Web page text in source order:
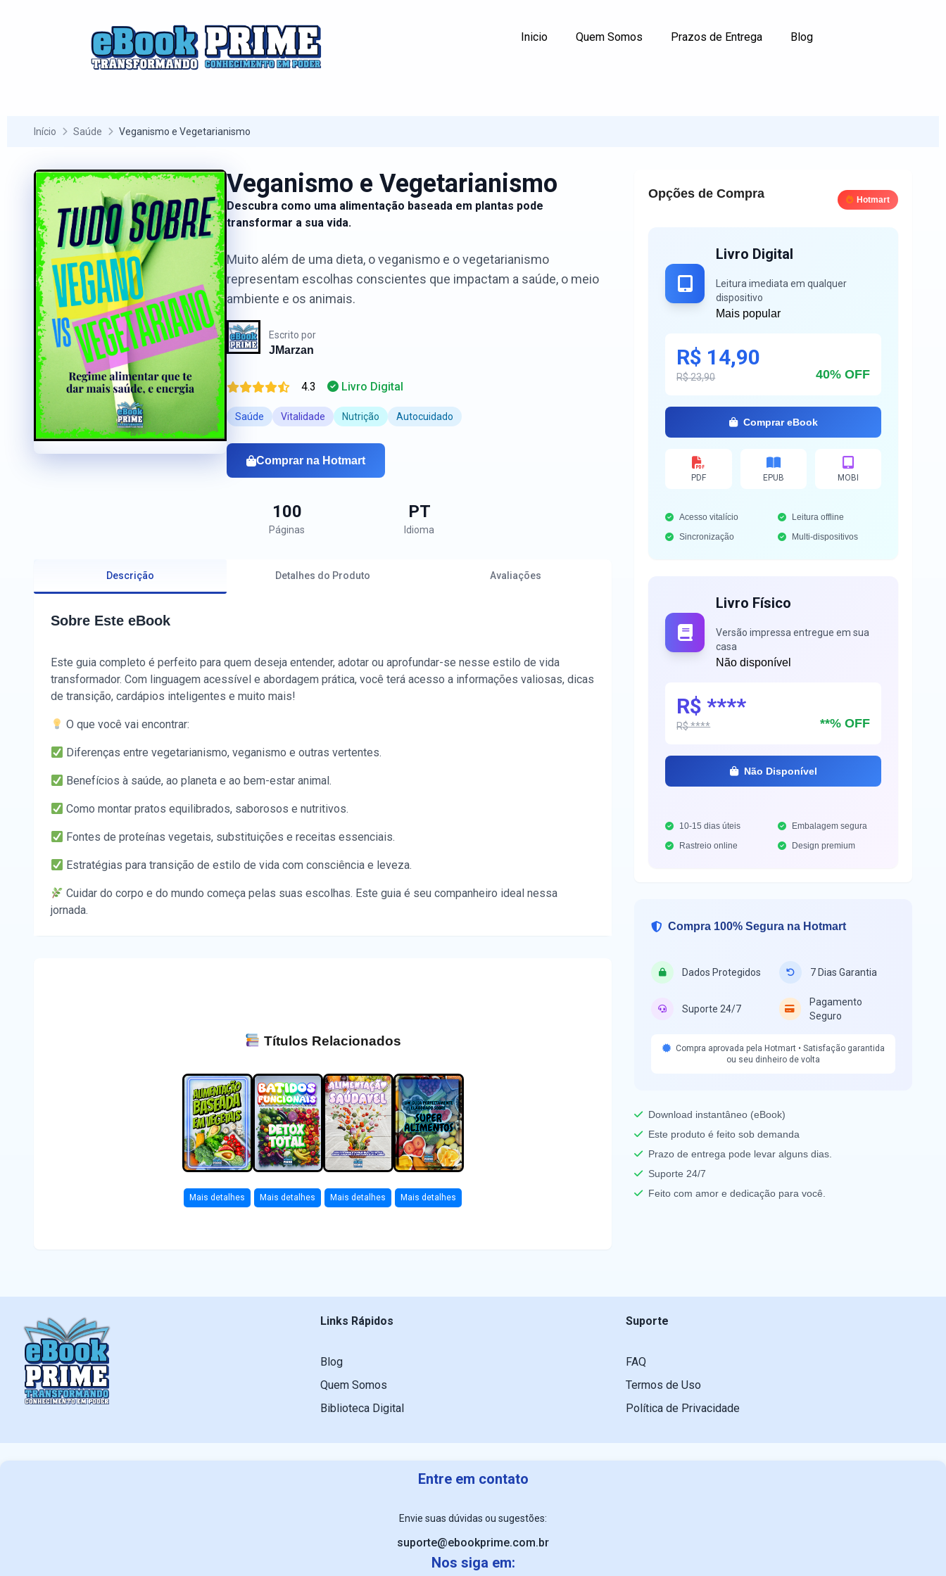
Inicio Quem Somos Prazos de Entrega Blog
Início Saúde Veganismo e Vegetarianismo
Veganismo e Vegetarianismo
Descubra como uma alimentação baseada em plantas pode
transformar a sua vida.
Muito além de uma dieta, o veganismo e o vegetarianismo
representam escolhas conscientes que impactam a saúde, o meio
ambiente e os animais.
Escrito por
JMarzan
4.3 Livro Digital
Saúde Vitalidade Nutrição Autocuidado
Comprar na Hotmart
100
Páginas
PT
Idioma
Descrição Detalhes do Produto Avaliações
Sobre Este eBook
Este guia completo é perfeito para quem deseja entender, adotar ou aprofundar-se nesse estilo de vida
transformador. Com linguagem acessível e abordagem prática, você terá acesso a informações valiosas, dicas
de transição, cardápios inteligentes e muito mais!
O que você vai encontrar:
Diferenças entre vegetarianismo, veganismo e outras vertentes.
Benefícios à saúde, ao planeta e ao bem-estar animal.
Como montar pratos equilibrados, saborosos e nutritivos.
Fontes de proteínas vegetais, substituições e receitas essenciais.
Estratégias para transição de estilo de vida com consciência e leveza.
Cuidar do corpo e do mundo começa pelas suas escolhas. Este guia é seu companheiro ideal nessa
jornada.
Títulos Relacionados
Mais detalhes Mais detalhes Mais detalhes Mais detalhes
Opções de Compra Hotmart
Livro Digital
Leitura imediata em qualquer
dispositivo
Mais popular
R$ 14,90
R$ 23,90 40% OFF
Comprar eBook
PDF EPUB MOBI
Acesso vitalício
Leitura offline
Sincronização
Multi-dispositivos
Livro Físico
Versão impressa entregue em sua
casa
Não disponível
R$ ****
R$ **** **% OFF
Não Disponível
10-15 dias úteis
Embalagem segura
Rastreio online
Design premium
Compra 100% Segura na Hotmart
Dados Protegidos 7 Dias Garantia
Suporte 24/7
Pagamento
Seguro
Compra aprovada pela Hotmart • Satisfação garantida
ou seu dinheiro de volta
Download instantâneo (eBook)
Este produto é feito sob demanda
Prazo de entrega pode levar alguns dias.
Suporte 24/7
Feito com amor e dedicação para você.
Links Rápidos
Blog
Quem Somos
Biblioteca Digital
Suporte
FAQ
Termos de Uso
Política de Privacidade
Entre em contato
Envie suas dúvidas ou sugestões:
suporte@ebookprime.com.br
Nos siga em: